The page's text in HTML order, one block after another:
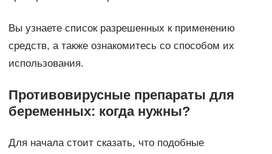
Вы узнаете список разрешенных к применению
средств, а также ознакомитесь со способом их
использования.
Противовирусные препараты для
беременных: когда нужны?
Для начала стоит сказать, что подобные